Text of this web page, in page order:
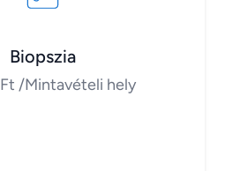
Biopszia
Ft /Mintavételi hely